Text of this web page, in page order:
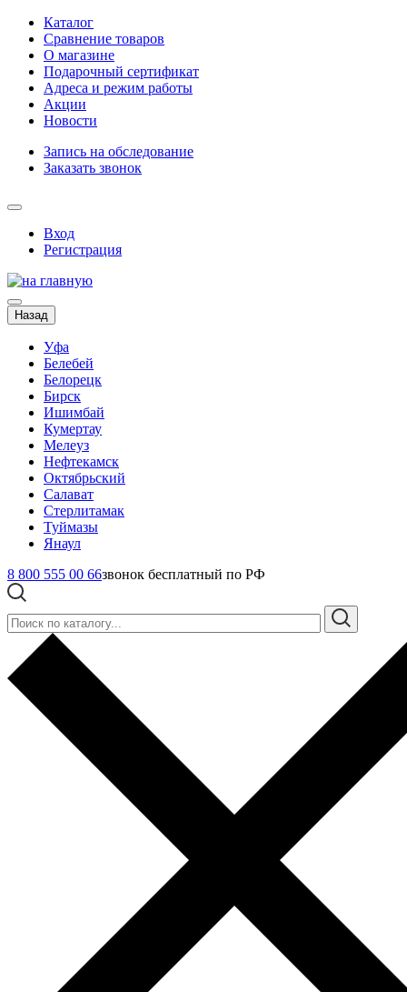
Каталог
Сравнение товаров
О магазине
Подарочный сертификат
Адреса и режим работы
Акции
Новости
Запись на обследование
Заказать звонок
Вход
Регистрация
Назад
Уфа
Белебей
Белорецк
Бирск
Ишимбай
Кумертау
Мелеуз
Нефтекамск
Октябрьский
Салават
Стерлитамак
Туймазы
Янаул
8 800 555 00 66звонок бесплатный по РФ